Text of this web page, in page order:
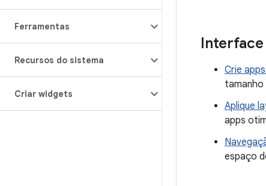
Ferramentas
Recursos do sistema
Criar widgets
Crie
tamanho
Aplique
apps
espaço